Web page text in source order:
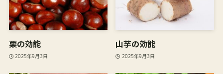
栗の効能
2025年9月3日
山芋の効能
2025年9月3日